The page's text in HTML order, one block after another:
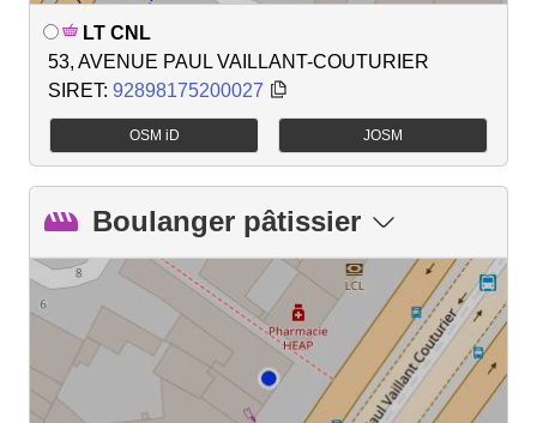
LT CNL
53, AVENUE PAUL VAILLANT-COUTURIER
SIRET: 92898175200027
OSM iD JOSM
Boulanger pâtissier